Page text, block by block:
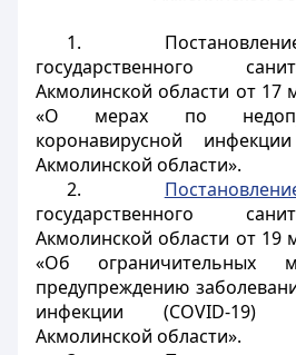
1.
государственного
Акмолинской области от 17
«О мерах по
коронавирусной
Акмолинской области».
2.
государственного
Акмолинской области от 19
«Об ограничительных
предупреждению
инфекции (COVID-19)
Акмолинской области».